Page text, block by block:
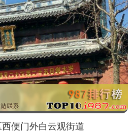
便门外白云观街道